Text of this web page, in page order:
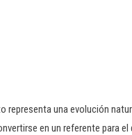
representa una evolución
en un referente para